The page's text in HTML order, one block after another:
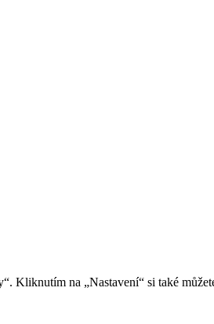
Kliknutím na „Nastavení“ si také